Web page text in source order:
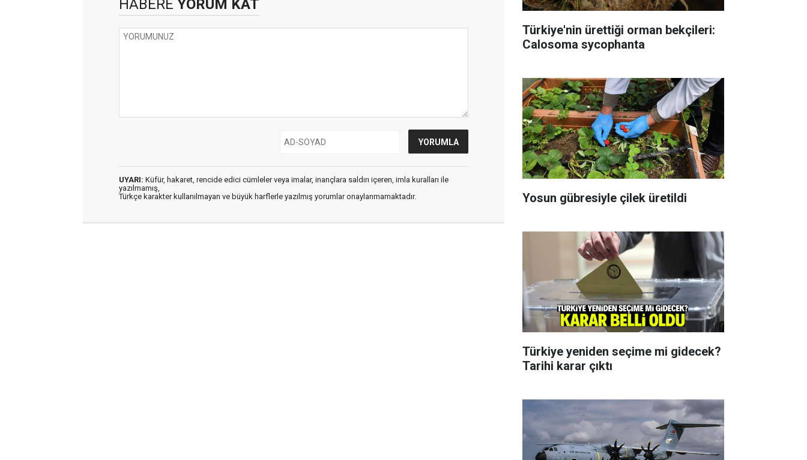
HABERE YORUM KAT
UYARI: Küfür, hakaret, rencide edici cümleler veya imalar, inançlara saldırı içeren, imla kuralları ile
yazılmamış,
Türkçe karakter kullanılmayan ve büyük harflerle yazılmış yorumlar onaylanmamaktadır.
Türkiye'nin ürettiği orman bekçileri:
Calosoma sycophanta
Yosun gübresiyle çilek üretildi
Türkiye yeniden seçime mi gidecek?
Tarihi karar çıktı